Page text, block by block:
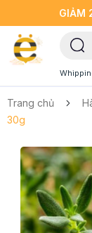
GIẢM
Trang chủ
30g